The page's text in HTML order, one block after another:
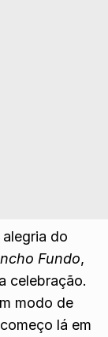
do
Fundo,
celebração.
modo de
lá em